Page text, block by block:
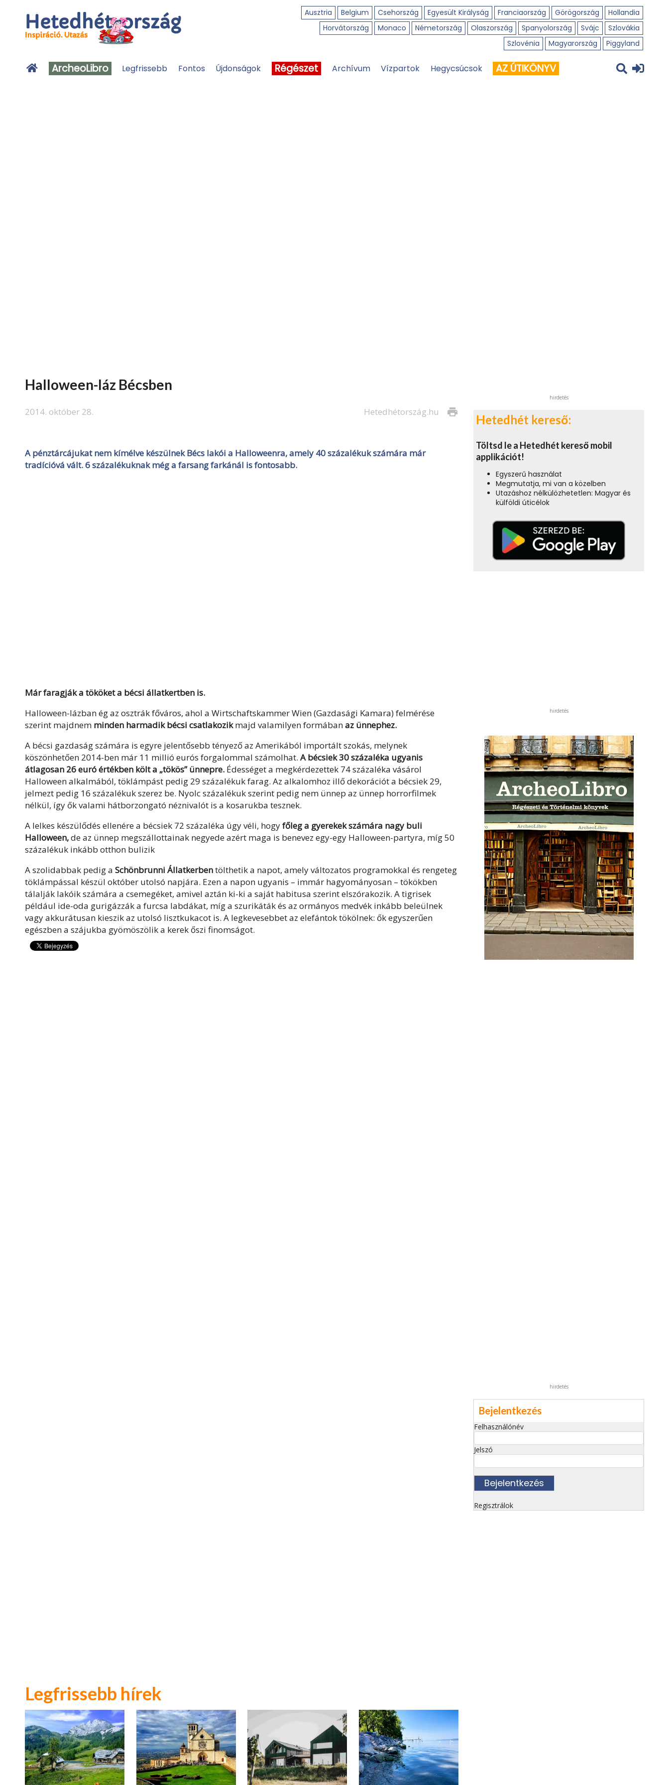
Ausztria Belgium Csehország Egyesült Királyság Franciaország Görögország
Hollandia
Horvátország
Monaco Németország Olaszország Spanyolország Svájc
Szlovákia
Szlovénia
Magyarország Piggyland
ArcheoLibro Legfrissebb Fontos Újdonságok Régészet Archívum Vízpartok Hegycsúcsok AZ ÚTIKÖNYV
Halloween-láz Bécsben
2014. október 28. print
Hetedhétország.hu
A pénztárcájukat nem kímélve készülnek Bécs lakói a Halloweenra, amely 40 százalékuk számára már
tradícióvá vált. 6 százalékuknak még a farsang farkánál is fontosabb.
Már faragják a tököket a bécsi állatkertben is.
Halloween-lázban ég az osztrák főváros, ahol a Wirtschaftskammer Wien (Gazdasági Kamara) felmérése
szerint majdnem minden harmadik bécsi csatlakozikmajd valamilyen formábanaz ünnephez.
A bécsi gazdaság számára is egyre jelentősebb tényező az Amerikából importált szokás, melynek
köszönhetően 2014-ben már 11 millió eurós forgalommal számolhat. A bécsiek 30 százaléka ugyanis
átlagosan 26 euró értékben költ a „tökös” ünnepre. Édességet a megkérdezettek 74 százaléka vásárol
Halloween alkalmából, töklámpást pedig 29 százalékuk farag. Az alkalomhoz illő dekorációt a bécsiek 29,
jelmezt pedig 16 százalékuk szerez be. Nyolc százalékuk szerint pedig nem ünnep az ünnep horrorfilmek
nélkül, így ők valami hátborzongató néznivalót is a kosarukba tesznek.
A lelkes készülődés ellenére a bécsiek 72 százaléka úgy véli, hogyfőleg a gyerekek számára nagy buli
Halloween,de az ünnep megszállottainak negyede azért maga is benevez egy-egy Halloween-partyra, míg 50
százalékuk inkább otthon bulizik
A szolidabbak pedig a Schönbrunni Állatkerbentölthetik a napot, amely változatos programokkal és rengeteg
töklámpással készül október utolsó napjára. Ezen a napon ugyanis – immár hagyományosan – tökökben
tálalják lakóik számára a csemegéket, amivel aztán ki-ki a saját habitusa szerint elszórakozik. A tigrisek
például ide-oda gurigázzák a furcsa labdákat, míg a szurikáták és az ormányos medvék inkább beleülnek
vagy akkurátusan kieszik az utolsó lisztkukacot is. A legkevesebbet az elefántok tökölnek: ők egyszerűen
egészben a szájukba gyömöszölik a kerek őszi finomságot.
Legfrissebb hírek
hirdetés
Hetedhét kereső:
Töltsd le a Hetedhét kereső mobil
applikációt!
Egyszerű használat
Megmutatja, mi van a közelben
Utazáshoz nélkülözhetetlen: Magyar és
külföldi úticélok
hirdetés
hirdetés
Bejelentkezés
Felhasználónév
Jelszó
Regisztrálok